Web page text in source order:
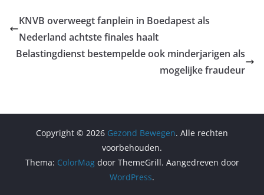
KNVB overweegt fanplein in Boedapest als
Nederland achtste finales haalt
Belastingdienst bestempelde ook minderjarigen als
mogelijke fraudeur
Copyright © 2026 Gezond Bewegen. Alle rechten
voorbehouden.
Thema: ColorMagdoor ThemeGrill. Aangedreven door
WordPress.